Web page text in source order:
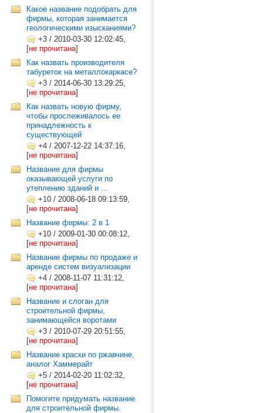
Какое название подобрать для
фирмы, которая занимается
геологическими изысканиями?
+3 / 2010-03-30 12:02:45,
[не прочитана]
Как назвать производителя
табуреток на металлокаркасе?
+3 / 2014-06-30 13:29:25,
[не прочитана]
Как назвать новую фирму,
чтобы прослеживалось ее
принадлежность к
существующей
+4 / 2007-12-22 14:37:16,
[не прочитана]
Название для фирмы
оказывающей услуги по
утеплению зданий и ...
+10 / 2008-06-18 09:13:59,
[не прочитана]
Название фирмы: 2 в 1
+10 / 2009-01-30 00:08:12,
[не прочитана]
Название фирмы по продаже и
аренде систем визуализации
+4 / 2008-11-07 11:31:12,
[не прочитана]
Название и слоган для
строительной фирмы,
занимающейся воротами
+3 / 2010-07-29 20:51:55,
[не прочитана]
Название краски по ржавчине,
аналог Хаммерайт
+5 / 2014-02-20 11:02:32,
[не прочитана]
Помогите придумать название
для строительной фирмы.